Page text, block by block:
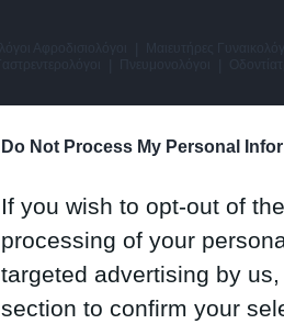
Do Not Process My Personal
If you wish to opt-out of
processing of your
targeted advertising by
section to confirm your